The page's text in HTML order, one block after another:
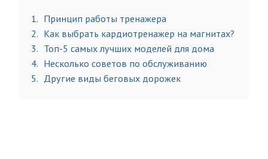
1
Принцип работы тренажера
2
Как выбрать кардиотренажер на магнитах?
3
Топ-5 самых лучших моделей для дома
4
Несколько советов по обслуживанию
5
Другие виды беговых дорожек